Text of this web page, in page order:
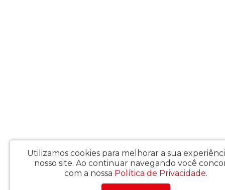
Utilizamos cookies para melhorar a sua
nosso site. Ao continuar navegando você
com a nossa Política de Privacidade.